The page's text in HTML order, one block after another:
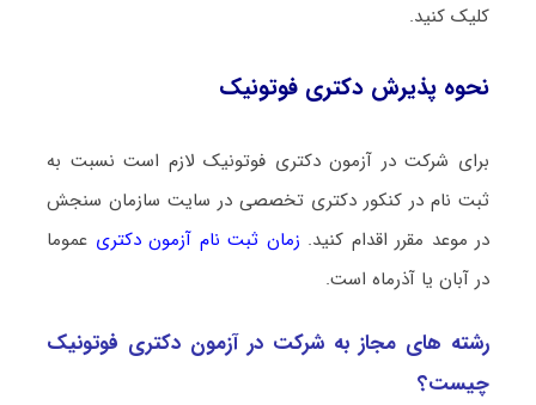
کلیک کنید.
نحوه پذیرش دکتری فوتونیک
برای شرکت در آزمون دکتری فوتونیک لازم است نسبت به
ثبت نام در کنکور دکتری تخصصی در سایت سازمان سنجش
در موعد مقرر اقدام کنید. زمان ثبت نام آزمون دکتری عموما
در آبان یا آذرماه است.
رشته­ های مجاز به شرکت در آزمون دکتری فوتونیک
چیست؟